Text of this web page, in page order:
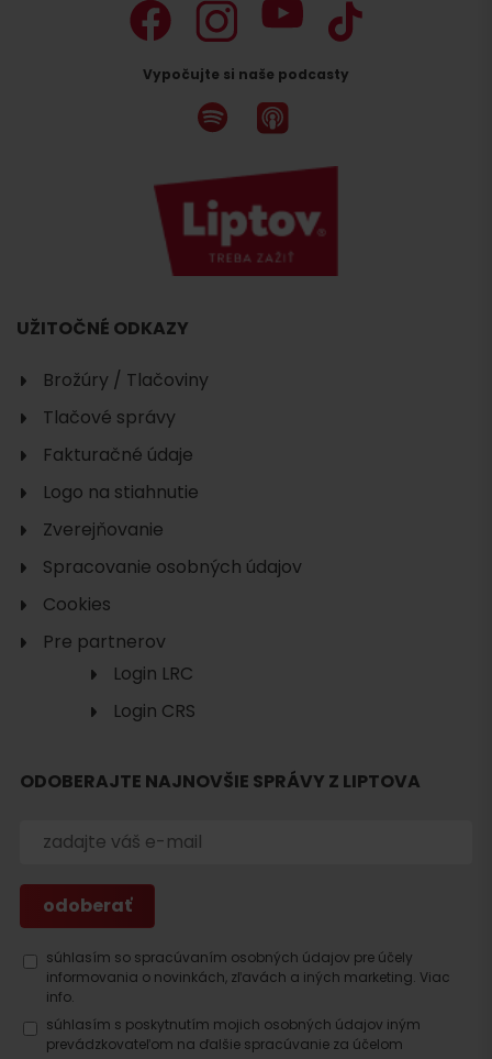
ubytovanie
Vypočujte si naše podcasty
UŽITOČNÉ ODKAZY
Brožúry / Tlačoviny
Tlačové správy
Fakturačné údaje
Logo na stiahnutie
Zverejňovanie
Spracovanie osobných údajov
Cookies
Pre partnerov
Login LRC
Login CRS
ODOBERAJTE NAJNOVŠIE SPRÁVY Z LIPTOVA
súhlasím so spracúvaním osobných údajov pre účely
informovania o novinkách, zľavách a iných marketing. Viac
info.
súhlasím s poskytnutím mojich osobných údajov iným
prevádzkovateľom na ďalšie spracúvanie za účelom